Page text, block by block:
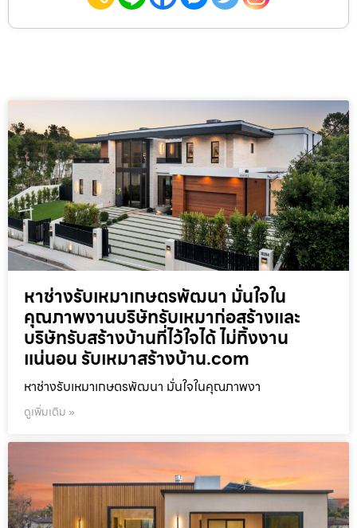
หาช่างรับเหมาเกษตรพัฒนา มั่นใจใน
คุณภาพงานบริษัทรับเหมาก่อสร้างและ
บริษัทรับสร้างบ้านที่ไว้ใจได้ ไม่ทิ้งงาน
แน่นอน รับเหมาสร้างบ้าน.com
หาช่างรับเหมาเกษตรพัฒนา มั่นใจในคุณภาพงา
ดูเพิ่มเติม »